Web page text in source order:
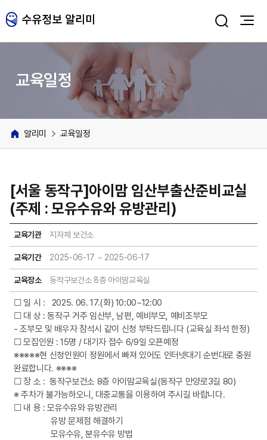
교육일정
알리미 교육일정
[서울 동작구]아이맘 임산부출산준비교실
(주제 : 모유수유와 유방관리)
교육기관 지자체 보건소
교육기간 2025-06-17 ~ 2025-06-17
교육장소 동작구보건소 8층 아이맘교육실
☐ 일 시 : 2025. 06. 17.(화) 10:00~12:00
☐ 대 상 : 동작구 거주 임산부, 남편, 예비부모, 예비조부모
- 조부모 및 배우자 참석시 같이 신청 부탁드립니다 (교육실 좌석 한정)
☐ 모집인원 : 15명 / 대기자 접수 6/9일 오픈예정
※※※※※현 신청인원이 정원에서 빠져 있어도 인터넷대기 순번대로 충원
완료합니다. ※※※※
☐ 장 소 : 동작구보건소 8층 아이맘교육실(동작구 만양로3길 80)
※ 주차가 불가능하오니, 대중교통을 이용하여 주시길 바랍니다.
☐ 내 용 : 모유수유와 유방관리
유방 문제점 해결하기
모유수유, 분유수유 방법